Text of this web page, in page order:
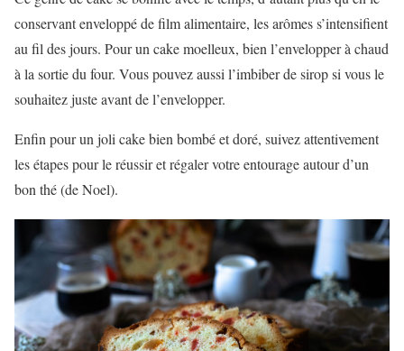
conservant enveloppé de film alimentaire, les arômes s’intensifient
au fil des jours. Pour un cake moelleux, bien l’envelopper à chaud
à la sortie du four. Vous pouvez aussi l’imbiber de sirop si vous le
souhaitez juste avant de l’envelopper.
Enfin pour un joli cake bien bombé et doré, suivez attentivement
les étapes pour le réussir et régaler votre entourage autour d’un
bon thé (de Noel).